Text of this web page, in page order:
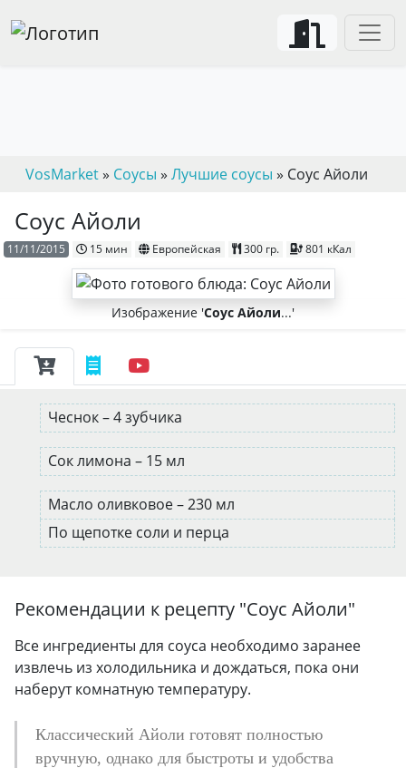
VosMarket» Соусы » Лучшие соусы » Соус Айоли
Соус Айоли
11/11/2015 15 мин Европейская 300 гр. 801 кКал
Изображение 'Соус Айоли...'
Чеснок – 4 зубчика
Сок лимона – 15 мл
Масло оливковое – 230 мл
По щепотке соли и перца
Рекомендации к рецепту "Соус Айоли"
Все ингредиенты для соуса необходимо заранее
извлечь из холодильника и дождаться, пока они
наберут комнатную температуру.
Классический Айоли готовят полностью
вручную, однако для быстроты и удобства